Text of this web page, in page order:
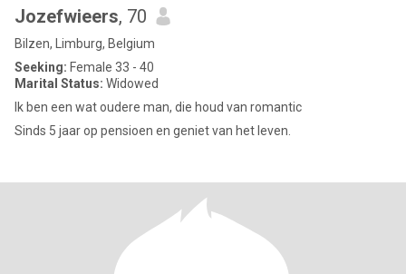
Jozefwieers, 70
Bilzen, Limburg, Belgium
Seeking: Female 33 - 40
Marital Status: Widowed
Ik ben een wat oudere man, die houd van romantic
Sinds 5 jaar op pensioen en geniet van het leven.